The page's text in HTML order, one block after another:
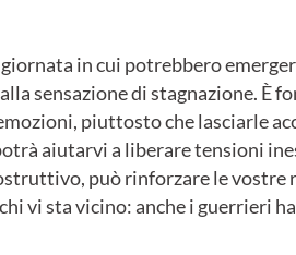
giornata in cui potrebbero
sensazione di stagnazione. È
piuttosto che lasciarle
aiutarvi a liberare tensioni
può rinforzare le vostre
vi sta vicino: anche i guerrieri